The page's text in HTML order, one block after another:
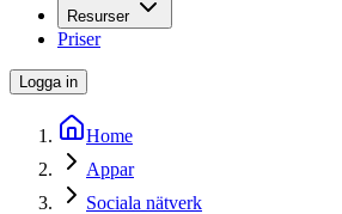
Resurser
Priser
Logga in
Home
Appar
Sociala nätverk